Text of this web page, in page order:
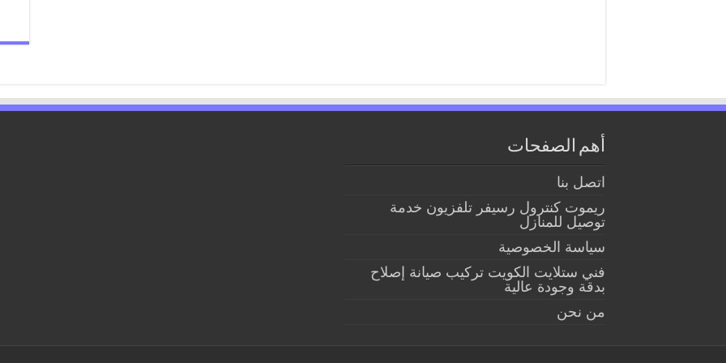
أهم الصفحات
اتصل بنا
ريموت كنترول رسيفر تلفزيون خدمة
توصيل للمنازل
سياسة الخصوصية
فني ستلايت الكويت تركيب صيانة إصلاح
بدقة وجودة عالية
من نحن